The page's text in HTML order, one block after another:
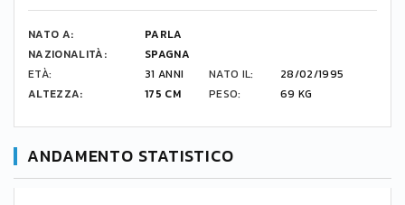
NATO A:
PARLA
NAZIONALITÀ:
SPAGNA
ETÀ:
31 ANNI NATO IL:
28/02/1995
ALTEZZA:
175 CM PESO: 69 KG
ANDAMENTO STATISTICO